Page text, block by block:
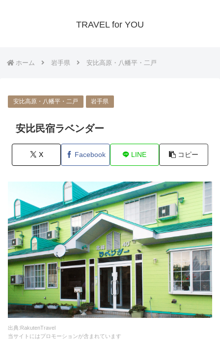
TRAVEL for YOU
ホーム 岩手県 安比高原・八幡平・二戸
安比高原・八幡平・二戸 岩手県
安比民宿ラベンダー
X Facebook LINE コピー
出典:RakutenTravel
当サイトにはプロモーションが含まれています